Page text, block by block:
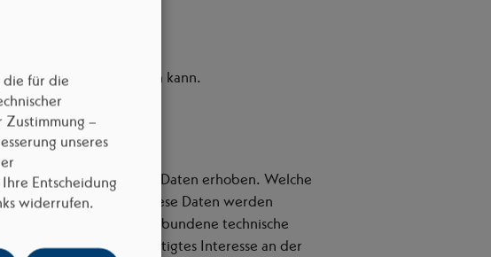
eingeschränkt sein kann.
personenbezogene Daten erhoben. Welche
ersichtlich. Diese Daten werden
und die damit verbundene technische
Daten ist unser berechtigtes Interesse an der
die für die
–
unseres
Entscheidung
widerrufen.